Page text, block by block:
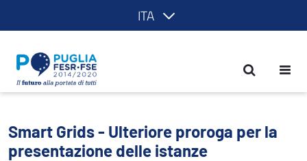
ITA
Smart Grids - Ulteriore proroga per la
Smart Grids - Ulteriore proroga per la
presentazione delle istanze